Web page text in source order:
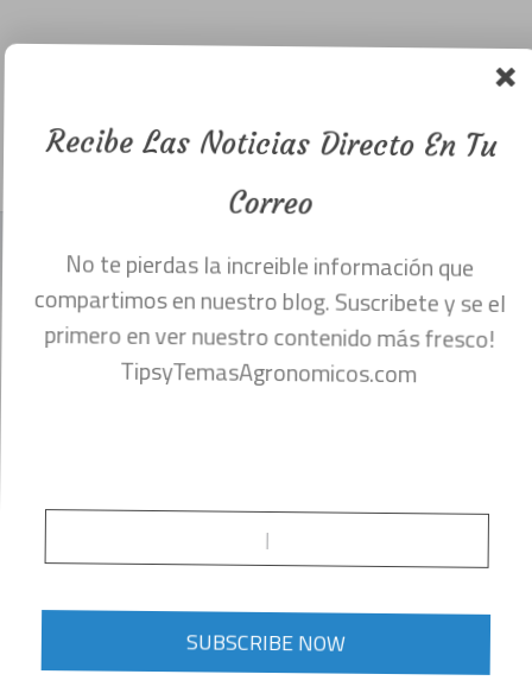
enfermedades
cultivos.
febrero 5, 2020
Perros entrenados altamente eficientes en
la búsqueda de enverdecimiento de
Agrícola (ARS) han demostrado ser la
forma más eficiente de detectar
huanglongbing, también conocido como
enverdecimiento de los cítricos. Esto es
Recibe Las Noticias Directo En Tu
Correo
No te pierdas la increible información que
compartimos en nuestro blog. Suscribete y se el
primero en ver nuestro contenido más fresco!
TipsyTemasAgronomicos.com
SUBSCRIBE NOW